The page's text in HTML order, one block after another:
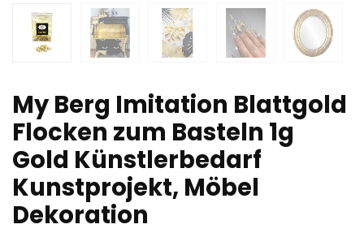
My Berg Imitation Blattgold
Flocken zum Basteln 1g
Gold Künstlerbedarf
Kunstprojekt, Möbel
Dekoration